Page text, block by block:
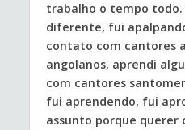
trabalho o tempo todo.
diferente, fui
contato com cantores
angolanos, aprendi
com cantores
fui aprendendo, fui
assunto porque querer